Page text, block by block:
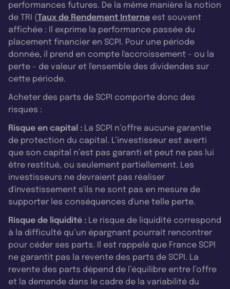
performances futures. De la même manière la notion
de TRI (Taux de Rendement Interne est souvent
affichée : Il exprime la performance passée du
placement financier en SCPI. Pour une période
donnée, il prend en compte l'accroissement - ou la
perte - de valeur et l'ensemble des dividendes sur
cette période.
Acheter des parts de SCPI comporte donc des
risques :
Risque en capital : La SCPI n’offre aucune garantie
de protection du capital. L’investisseur est averti
que son capital n’est pas garanti et peut ne pas lui
être restitué, ou seulement partiellement. Les
investisseurs ne devraient pas réaliser
d'investissement s'ils ne sont pas en mesure de
supporter les conséquences d'une telle perte.
Risque de liquidité : Le risque de liquidité correspond
à la difficulté qu’un épargnant pourrait rencontrer
pour céder ses parts. Il est rappelé que France SCPI
ne garantit pas la revente des parts de SCPI. La
revente des parts dépend de l’équilibre entre l’offre
et la demande dans le cadre de la variabilité du